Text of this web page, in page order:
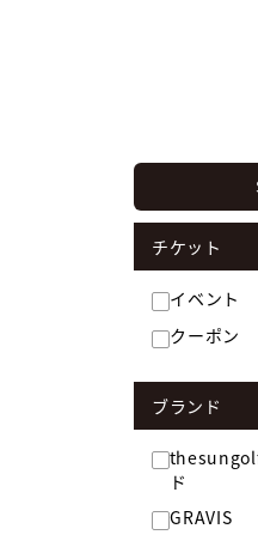
チケット
イベント
クーポン
ブランド
ド
GRAVIS